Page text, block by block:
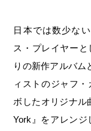
日本では数少な
ス・プレイヤー
りの新作アルバム
ィストのジャフ
ボしたオリジナル
York』をアレン